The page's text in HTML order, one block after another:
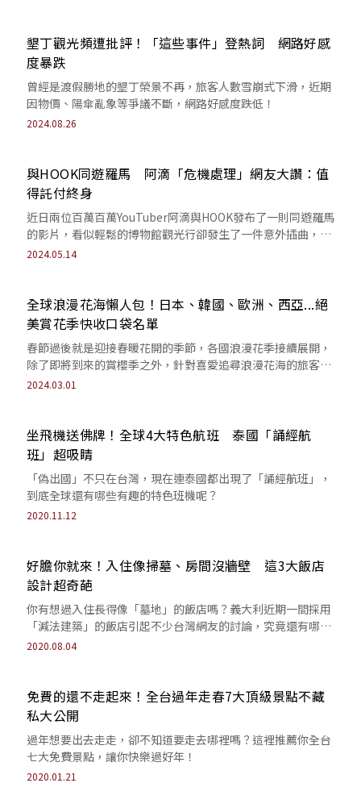
墾丁觀光頻遭批評！「這些事件」登熱詞 網路好感
度暴跌
曾經是渡假勝地的墾丁榮景不再，旅客人數雪崩式下滑，近期
因物價、陽傘亂象等爭議不斷，網路好感度跌低！
2024.08.26
與HOOK同遊羅馬 阿滴「危機處理」網友大讚：值
得託付終身
近日兩位百萬百萬YouTuber阿滴與HOOK發布了一則同遊羅馬
的影片，看似輕鬆的博物館觀光行卻發生了一件意外插曲，即
使如此阿滴也樂觀解決，讓網...
2024.05.14
全球浪漫花海懶人包！日本、韓國、歐洲、西亞...絕
美賞花季快收口袋名單
春節過後就是迎接春暖花開的季節，各國浪漫花季接續展開，
除了即將到來的賞櫻季之外，針對喜愛追尋浪漫花海的旅客，
《網路溫度計》整理「2024年全球花...
2024.03.01
坐飛機送佛牌！全球4大特色航班 泰國「誦經航
班」超吸睛
「偽出國」不只在台灣，現在連泰國都出現了「誦經航班」，
到底全球還有哪些有趣的特色班機呢？
2020.11.12
​好膽你就來！入住像掃墓、房間沒牆壁 這3大飯店
設計超奇葩
你有想過入住長得像「墓地」的飯店嗎？義大利近期一間採用
「減法建築」的飯店引起不少台灣網友的討論，究竟還有哪些
飯店的設計也都超奇葩呢？
2020.08.04
免費的還不走起來！全台過年走春7大頂級景點不藏
私大公開
過年想要出去走走，卻不知道要走去哪裡嗎？這裡推薦你全台
七大免費景點，讓你快樂過好年！
2020.01.21